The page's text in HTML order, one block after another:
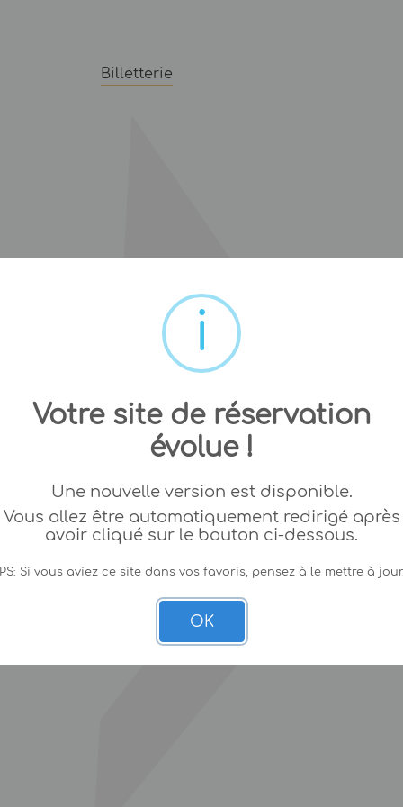
Billetterie
Votre site de réservation
évolue !
Une nouvelle version est disponible.
Vous allez être automatiquement redirigé après
avoir cliqué sur le bouton ci-dessous.
PS: Si vous aviez ce site dans vos favoris, pensez à le mettre à
OK